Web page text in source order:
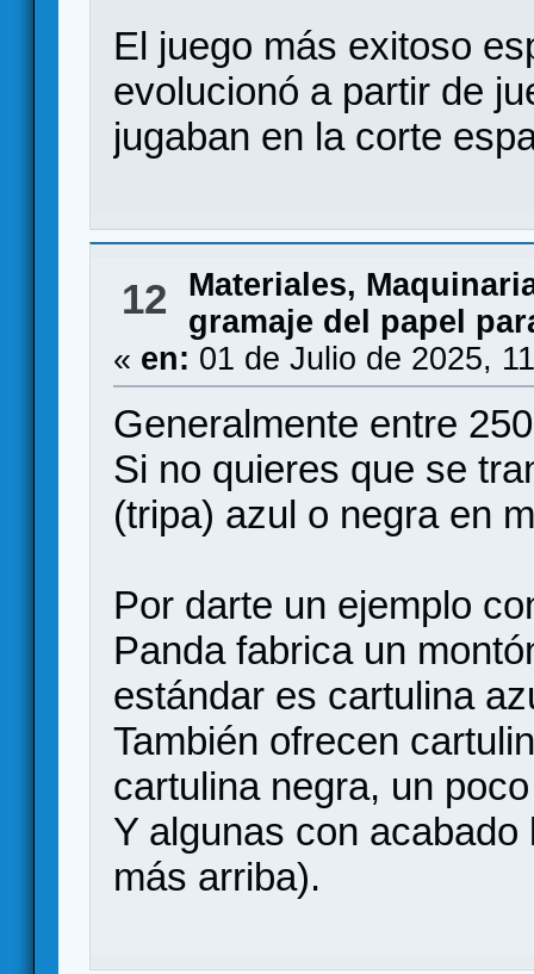
El juego más exitoso
evolucionó a partir de
jugaban en la corte
12
Materiales,
gramaje del papel
« en: 01 de Julio de 2025,
Generalmente entre
Si no quieres que se
(tripa) azul o negra en
Por darte un ejemplo
Panda fabrica un
estándar es cartulina
También ofrecen
cartulina negra, un
Y algunas con
más arriba).